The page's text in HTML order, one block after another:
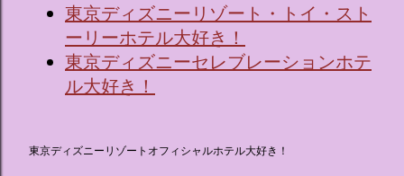
東京ディズニーリゾート・トイ・スト
ーリーホテル大好き！
東京ディズニーセレブレーションホテ
ル大好き！
東京ディズニーリゾートオフィシャルホテル大好き！